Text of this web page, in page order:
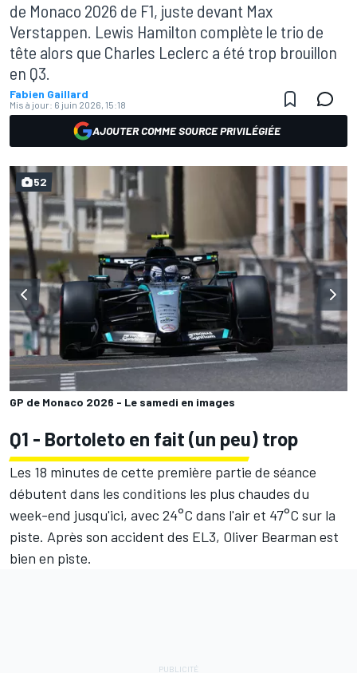
de Monaco 2026 de F1, juste devant Max
Verstappen. Lewis Hamilton complète le trio de
tête alors que Charles Leclerc a été trop brouillon
en Q3.
Fabien Gaillard
Mis à jour: 6 juin 2026, 15:18
AJOUTER COMME SOURCE PRIVILÉGIÉE
GP de Monaco 2026 - Le samedi en images
52
Q1 - Bortoleto en fait (un peu) trop
Les 18 minutes de cette première partie de séance
débutent dans les conditions les plus chaudes du
week-end jusqu'ici, avec 24°C dans l'air et 47°C sur la
piste. Après son accident des EL3, Oliver Bearman est
bien en piste.